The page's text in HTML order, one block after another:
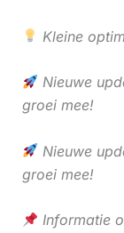
Kleine
Nieuwe
groei mee!
Nieuwe
groei mee!
Informatie